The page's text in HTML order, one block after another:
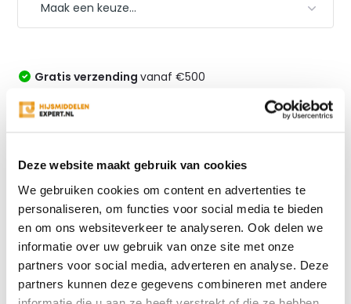
Deze website maakt gebruik van cookies
We gebruiken cookies om content en advertenties te
personaliseren, om functies voor social media te bieden
en om ons websiteverkeer te analyseren. Ook delen we
informatie over uw gebruik van onze site met onze
partners voor social media, adverteren en analyse. Deze
partners kunnen deze gegevens combineren met andere
Gratis verzendingvanaf €500
Veiligheid voorop door hoge kwaliteit
Productomschrijving
Specificaties